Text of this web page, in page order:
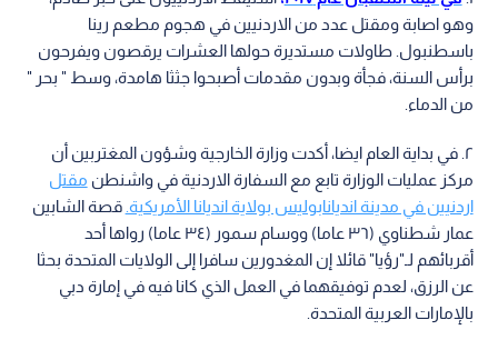
وهو اصابة ومقتل عدد من الاردنيين في هجوم مطعم رينا
باسطنبول. طاولات مستديرة حولها العشرات يرقصون ويفرحون
برأس السنة، فجأة وبدون مقدمات أصبحوا جثثا هامدة، وسط " بحر "
من الدماء.
٢. في بداية العام ايضا، أكدت وزارة الخارجية وشؤون المغتربين أن
مركز عمليات الوزارة تابع مع السفارة الاردنية في واشنطن مقتل
اردنيين في مدينة انديانابوليس بولاية انديانا الأمريكية. قصة الشابين
عمار شطناوي (٣٦ عاما) ووسام سمور (٣٤ عاما) رواها أحد
أقربائهم لـ"رؤيا" قائلا إن المغدورين سافرا إلى الولايات المتحدة بحثا
عن الرزق، لعدم توفيقهما في العمل الذي كانا فيه في إمارة دبي
بالإمارات العربية المتحدة.